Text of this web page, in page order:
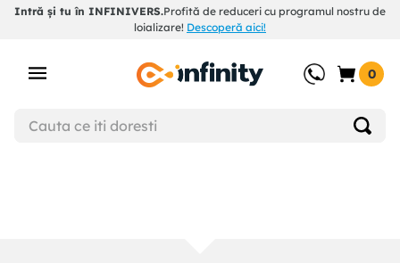
Intră și tu în INFINIVERS.Profită de reduceri cu programul nostru de
loializare! Descoperă aici!
0